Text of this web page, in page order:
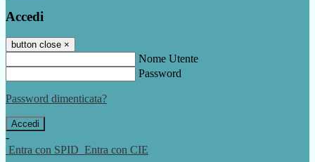
Accedi
button close ×
Nome Utente
Password
Password dimenticata?
-
Entra con SPID Entra con CIE